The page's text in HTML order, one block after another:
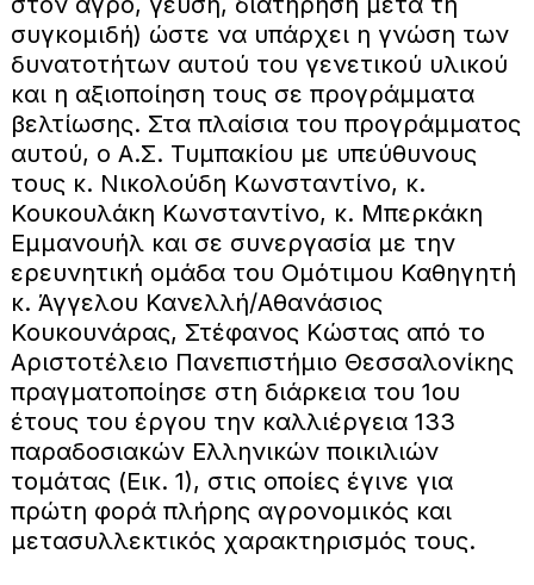
συγκομιδή) ώστε να υπάρχει η γνώση των
δυνατοτήτων αυτού του γενετικού υλικού
και η αξιοποίηση τους σε προγράμματα
βελτίωσης. Στα πλαίσια του προγράμματος
αυτού, ο Α.Σ. Τυμπακίου με υπεύθυνους
τους κ. Νικολούδη Κωνσταντίνο, κ.
Κουκουλάκη Κωνσταντίνο, κ. Μπερκάκη
Εμμανουήλ και σε συνεργασία με την
ερευνητική ομάδα του Ομότιμου Καθηγητή
κ. Άγγελου Κανελλή/Αθανάσιος
Κουκουνάρας, Στέφανος Κώστας από το
Αριστοτέλειο Πανεπιστήμιο Θεσσαλονίκης
πραγματοποίησε στη διάρκεια του 1ου
έτους του έργου την καλλιέργεια 133
παραδοσιακών Ελληνικών ποικιλιών
τομάτας (Εικ. 1), στις οποίες έγινε για
πρώτη φορά πλήρης αγρονομικός και
μετασυλλεκτικός χαρακτηρισμός τους.